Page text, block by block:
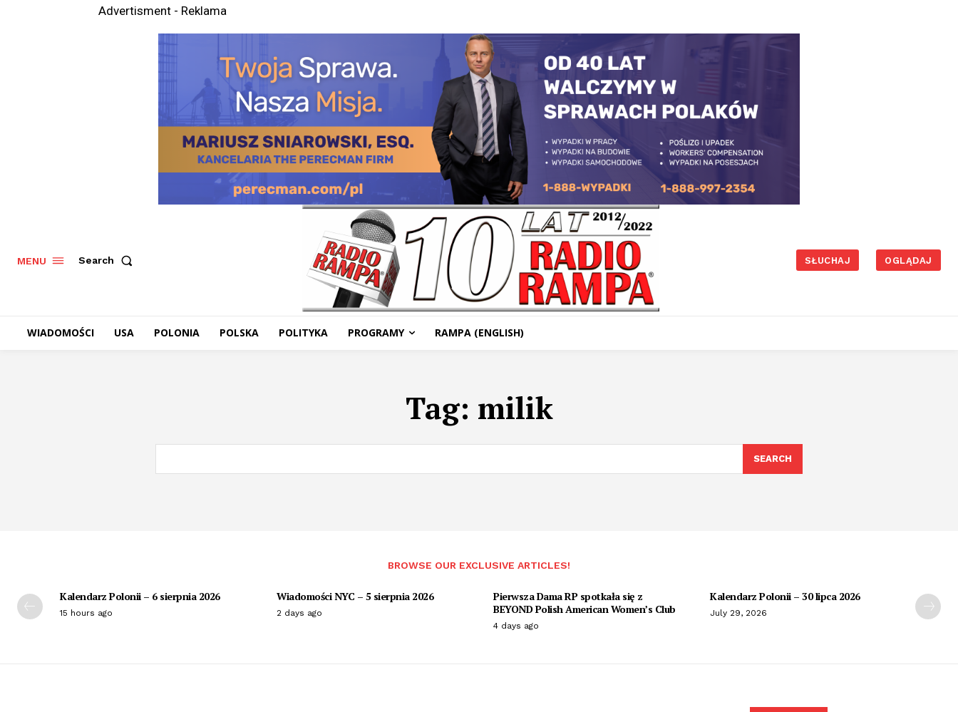
Advertisment - Reklama
MENU Search SŁUCHAJ OGLĄDAJ
WIADOMOŚCI USA POLONIA POLSKA POLITYKA PROGRAMY RAMPA (ENGLISH)
Tag: milik
SEARCH
BROWSE OUR EXCLUSIVE ARTICLES!
Kalendarz Polonii – 6 sierpnia 2026
15 hours ago
Wiadomości NYC – 5 sierpnia 2026
2 days ago
Pierwsza Dama RP spotkała się z
BEYOND Polish American Women’s Club
4 days ago
Kalendarz Polonii – 30 lipca 2026
July 29, 2026